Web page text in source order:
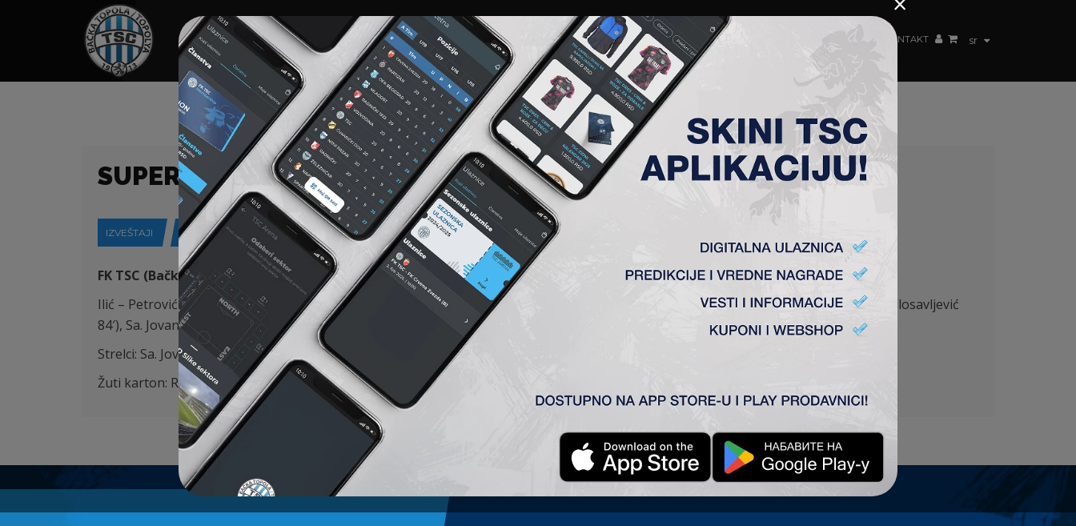
sr
HOME SPONZORI NEWS GALERIJE A TIM ČLANSTVO AKREDITACIJE KLUB AKADEMIJA ŽENSKI TIM KONTAKT
SUPER LIGA (24/25) KOLO 9, TSC – NOVI PAZAR 5:2
IZVEŠTAJI 21-09-2024
FK TSC (Bačka Topola) – FK Novi Pazar (Novi Pazar) 5:2
Ilić – Petrović (K), Stevanović, Đorđević, St. Jovanović – Radin (Pejić 74′), Đakovac (Gordić 84′), Banjac (Lazetić 74′), Stanić – Ćirković (Milosavljević
84′), Sa. Jovanović (Pantović 59′)
Strelci: Sa. Jovanović 48′, Đakovac 52′, Pantović 63′, Stanić 67′, Ćirković 68′
Žuti karton: Radin 26′